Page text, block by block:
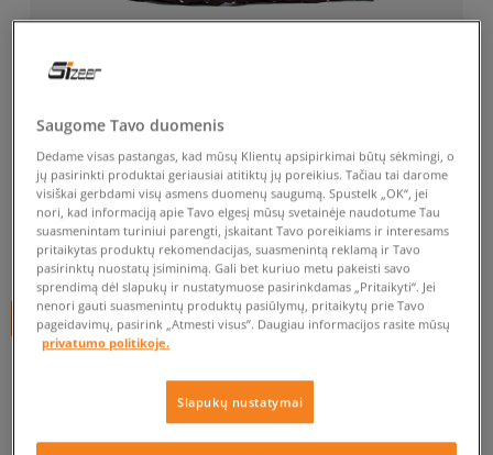
VANS MAIŠAS BENCHED
NOVELTY BAG
unisex, sportiniai maišeliai
0.0(0)
9,99€
+ 10 tšk.SizeerClub
Prekė neprieinama
Saugome Tavo duomenis
Dedame visas pastangas, kad mūsų Klientų apsipirkimai būtų sėkmingi, o
jų pasirinkti produktai geriausiai atitiktų jų poreikius. Tačiau tai darome
visiškai gerbdami visų asmens duomenų saugumą. Spustelk „OK“, jei
nori, kad informaciją apie Tavo elgesį mūsų svetainėje naudotume Tau
suasmenintam turiniui parengti, įskaitant Tavo poreikiams ir interesams
pritaikytas produktų rekomendacijas, suasmenintą reklamą ir Tavo
pasirinktų nuostatų įsiminimą. Gali bet kuriuo metu pakeisti savo
sprendimą dėl slapukų ir nustatymuose pasirinkdamas „Pritaikyti“. Jei
nenori gauti suasmenintų produktų pasiūlymų, pritaikytų prie Tavo
pageidavimų, pasirink „Atmesti visus”. Daugiau informacijos rasite mūsų
privatumo politikoje.
Slapukų nustatymai